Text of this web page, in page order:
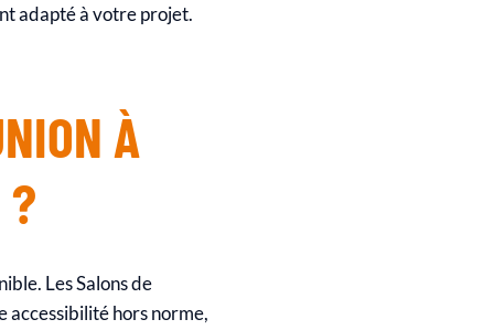
adapté à votre projet.
À
?
Les Salons de
accessibilité hors norme,